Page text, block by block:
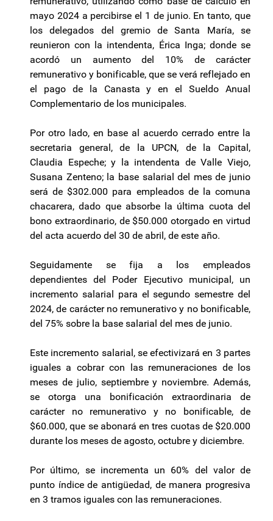
mayo 2024 a percibirse el 1 de junio. En tanto, que
los delegados del gremio de Santa María, se
reunieron con la intendenta, Érica Inga; donde se
acordó un aumento del 10% de carácter
remunerativo y bonificable, que se verá reflejado en
el pago de la Canasta y en el Sueldo Anual
Complementario de los municipales.
Por otro lado, en base al acuerdo cerrado entre la
secretaria general, de la UPCN, de la Capital,
Claudia Espeche; y la intendenta de Valle Viejo,
Susana Zenteno; la base salarial del mes de junio
será de $302.000 para empleados de la comuna
chacarera, dado que absorbe la última cuota del
bono extraordinario, de $50.000 otorgado en virtud
del acta acuerdo del 30 de abril, de este año.
Seguidamente se fija a los empleados
dependientes del Poder Ejecutivo municipal, un
incremento salarial para el segundo semestre del
2024, de carácter no remunerativo y no bonificable,
del 75% sobre la base salarial del mes de junio.
Este incremento salarial, se efectivizará en 3 partes
iguales a cobrar con las remuneraciones de los
meses de julio, septiembre y noviembre. Además,
se otorga una bonificación extraordinaria de
carácter no remunerativo y no bonificable, de
$60.000, que se abonará en tres cuotas de $20.000
durante los meses de agosto, octubre y diciembre.
Por último, se incrementa un 60% del valor de
punto índice de antigüedad, de manera progresiva
en 3 tramos iguales con las remuneraciones.